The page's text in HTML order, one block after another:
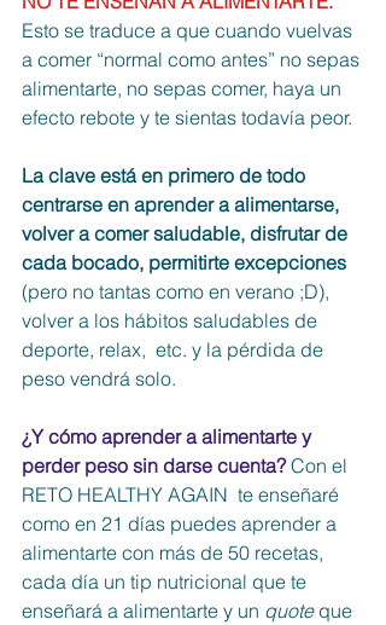
Esto se traduce a que cuando vuelvas
a comer “normal como antes” no sepas
alimentarte, no sepas comer, haya un
efecto rebote y te sientas todavía peor.
La clave está en primero de todo
centrarse en aprender a alimentarse,
volver a comer saludable, disfrutar de
cada bocado, permitirte excepciones
(pero no tantas como en verano ;D),
volver a los hábitos saludables de
deporte, relax,  etc. y la pérdida de
peso vendrá solo.
¿Y cómo aprender a alimentarte y
perder peso sin darse cuenta? Con el
RETO HEALTHY AGAIN  te enseñaré
como en 21 días puedes aprender a
alimentarte con más de 50 recetas,
cada día un tip nutricional que te
enseñará a alimentarte y un quote que